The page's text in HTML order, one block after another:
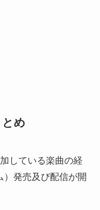
め
している楽曲の経
発売及び配信が開